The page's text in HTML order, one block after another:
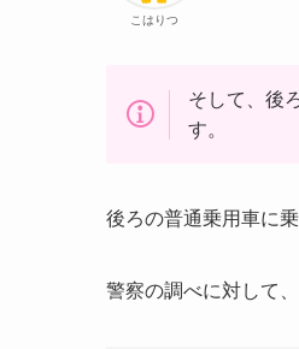
こはりつ
そして、後
す。
後ろの普通乗用車に
警察の調べに対して